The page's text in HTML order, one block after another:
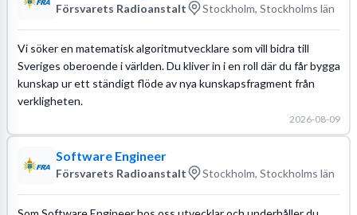
Försvarets Radioanstalt Stockholm, Stockholms län
Vi söker en matematisk algoritmutvecklare som vill bidra till
Sveriges oberoende i världen. Du kliver in i en roll där du får bygga
kunskap ur ett ständigt flöde av nya kunskapsfragment från
verkligheten.
2026-08-09
Software Engineer
Försvarets Radioanstalt Stockholm, Stockholms län